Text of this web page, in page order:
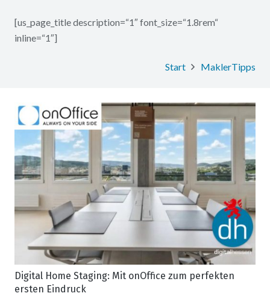
[us_page_title description=“1″ font_size=“1.8rem“
inline=“1″]
Start MaklerTipps
Digital Home Staging: Mit onOffice zum perfekten
ersten Eindruck